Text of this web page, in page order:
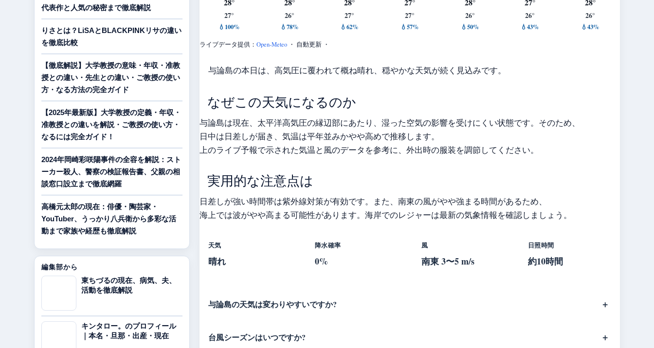
27°
💧100%
26°
💧78%
27°
💧62%
27°
💧57%
26°
💧50%
26°
💧43%
26°
💧43%
ライブデータ提供： Open-Meteo ・ 自動更新 ・
与論島の本日は、高気圧に覆われて概ね晴れ、穏やかな天気が続く見込みです。
なぜこの天気になるのか
与論島は現在、太平洋高気圧の縁辺部にあたり、湿った空気の影響を受けにくい状態です。そのため、
日中は日差しが届き、気温は平年並みかやや高めで推移します。
上のライブ予報で示された気温と風のデータを参考に、外出時の服装を調節してください。
実用的な注意点は
日差しが強い時間帯は紫外線対策が有効です。また、南東の風がやや強まる時間があるため、
海上では波がやや高まる可能性があります。海岸でのレジャーは最新の気象情報を確認しましょう。
天気
晴れ
降水確率
0%
風
南東 3〜5 m/s
日照時間
約10時間
与論島の天気は変わりやすいですか?
台風シーズンはいつですか?
代表作と人気の秘密まで徹底解説
りさとは？LiSAとBLACKPINKリサの違い
を徹底比較
【徹底解説】大学教授の意味・年収・准教
授との違い・先生との違い・ご教授の使い
方・なる方法の完全ガイド
【2025年最新版】大学教授の定義・年収・
准教授との違いを解説・ご教授の使い方・
なるには完全ガイド！
2024年岡崎彩咲陽事件の全容を解説：スト
ーカー殺人、警察の検証報告書、父親の相
談窓口設立まで徹底網羅
高橋元太郎の現在：俳優・陶芸家・
YouTuber、うっかり八兵衛から多彩な活
動まで家族や経歴も徹底解説
編集部から
東ちづるの現在、病気、夫、
活動を徹底解説
キンタロー。のプロフィール
｜本名・旦那・出産・現在